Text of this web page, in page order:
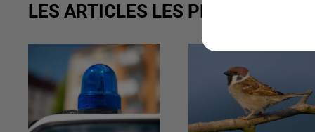
LES ARTICLES LES PLUS VUS